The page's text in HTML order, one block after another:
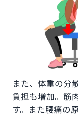
また、体重の分
負担も増加。筋
す。また腰痛の